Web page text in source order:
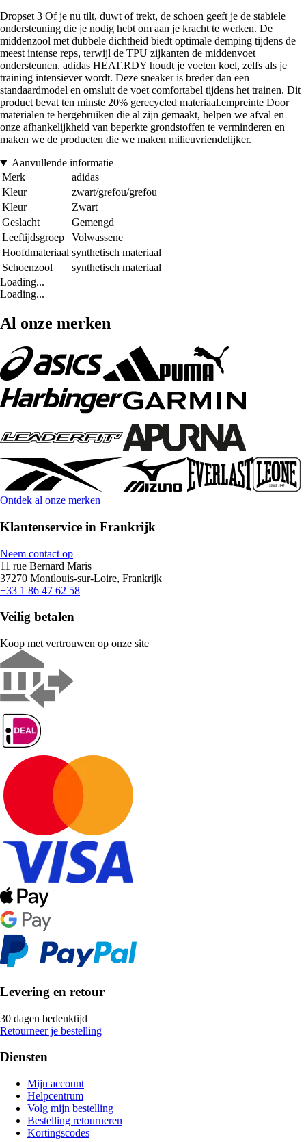
Dropset 3 Of je nu tilt, duwt of trekt, de schoen geeft je de stabiele
ondersteuning die je nodig hebt om aan je kracht te werken. De
middenzool met dubbele dichtheid biedt optimale demping tijdens de
meest intense reps, terwijl de TPU zijkanten de middenvoet
ondersteunen. adidas HEAT.RDY houdt je voeten koel, zelfs als je
training intensiever wordt. Deze sneaker is breder dan een
standaardmodel en omsluit de voet comfortabel tijdens het trainen. Dit
product bevat ten minste 20% gerecycled materiaal.empreinte Door
materialen te hergebruiken die al zijn gemaakt, helpen we afval en
onze afhankelijkheid van beperkte grondstoffen te verminderen en
maken we de producten die we maken milieuvriendelijker.
Aanvullende informatie
Merk
adidas
Kleur
zwart/grefou/grefou
Kleur
Zwart
Geslacht
Gemengd
Leeftijdsgroep
Volwassene
Hoofdmateriaal synthetisch materiaal
Schoenzool
synthetisch materiaal
Loading...
Loading...
Al onze merken
Ontdek al onze merken
Klantenservice in Frankrijk
Neem contact op
11 rue Bernard Maris
37270 Montlouis-sur-Loire, Frankrijk
+33 1 86 47 62 58
Veilig betalen
Koop met vertrouwen op onze site
Levering en retour
30 dagen bedenktijd
Retourneer je bestelling
Diensten
Mijn account
Helpcentrum
Volg mijn bestelling
Bestelling retourneren
Kortingscodes